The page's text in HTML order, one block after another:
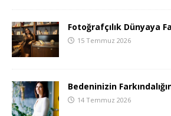
Fotoğrafçılık Dünyaya
15 Temmuz 2026
Bedeninizin
14 Temmuz 2026